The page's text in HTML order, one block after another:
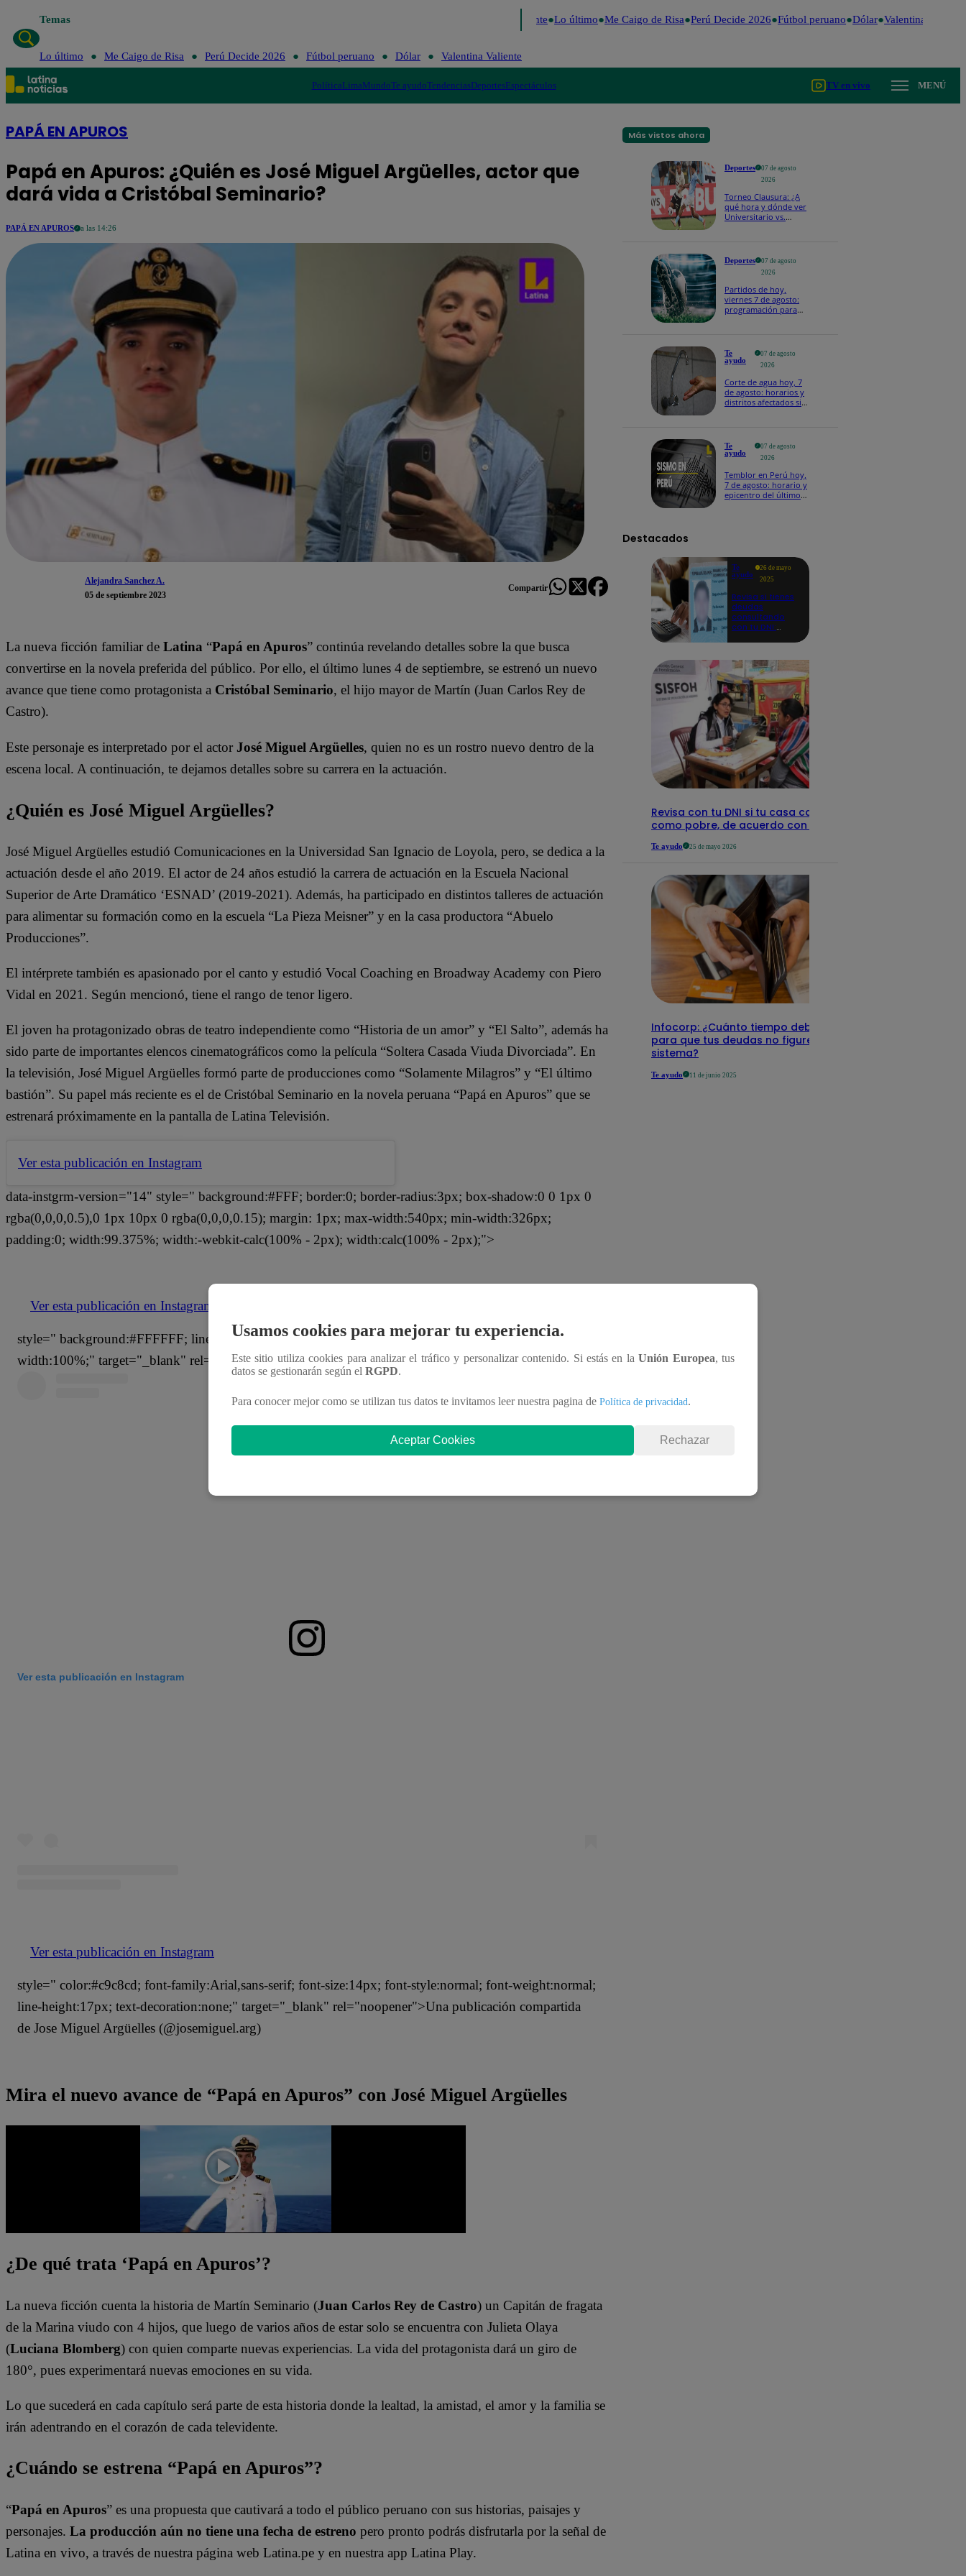
Temas Valentina Valiente Lo último Me Caigo de Risa Perú Decide 2026 Fútbol peruano Dólar Valentina Valiente
Lo último Me Caigo de Risa Perú Decide 2026 Fútbol peruano Dólar Valentina Valiente
PolíticaLimaMundoTe ayudoTendenciasDeportesEspectáculos TV en vivo MENÚ
PAPÁ EN APUROS
Papá en Apuros: ¿Quién es José Miguel Argüelles, actor que
dará vida a Cristóbal Seminario?
PAPÁ EN APUROS a las 14:26
Alejandra Sanchez A.
05 de septiembre 2023
Compartir
La nueva ficción familiar de Latina “Papá en Apuros” continúa revelando detalles sobre la que busca
convertirse en la novela preferida del público. Por ello, el último lunes 4 de septiembre, se estrenó un nuevo
avance que tiene como protagonista a Cristóbal Seminario, el hijo mayor de Martín (Juan Carlos Rey de
Castro).
Este personaje es interpretado por el actor José Miguel Argüelles, quien no es un rostro nuevo dentro de la
escena local. A continuación, te dejamos detalles sobre su carrera en la actuación.
¿Quién es José Miguel Argüelles?
José Miguel Argüelles estudió Comunicaciones en la Universidad San Ignacio de Loyola, pero, se dedica a la
actuación desde el año 2019. El actor de 24 años estudió la carrera de actuación en la Escuela Nacional
Superior de Arte Dramático ‘ESNAD’ (2019-2021). Además, ha participado en distintos talleres de actuación
para alimentar su formación como en la escuela “La Pieza Meisner” y en la casa productora “Abuelo
Producciones”.
El intérprete también es apasionado por el canto y estudió Vocal Coaching en Broadway Academy con Piero
Vidal en 2021. Según mencionó, tiene el rango de tenor ligero.
El joven ha protagonizado obras de teatro independiente como “Historia de un amor” y “El Salto”, además ha
sido parte de importantes elencos cinematográficos como la película “Soltera Casada Viuda Divorciada”. En
la televisión, José Miguel Argüelles formó parte de producciones como “Solamente Milagros” y “El último
bastión”. Su papel más reciente es el de Cristóbal Seminario en la novela peruana “Papá en Apuros” que se
estrenará próximamente en la pantalla de Latina Televisión.
Ver esta publicación en Instagram
data-instgrm-version="14" style=" background:#FFF; border:0; border-radius:3px; box-shadow:0 0 1px 0
rgba(0,0,0,0.5),0 1px 10px 0 rgba(0,0,0,0.15); margin: 1px; max-width:540px; min-width:326px;
padding:0; width:99.375%; width:-webkit-calc(100% - 2px); width:calc(100% - 2px);">
Ver esta publicación en Instagram
style=" background:#FFFFFF; line-height:0; padding:0 0; text-align:center; text-decoration:none;
width:100%;" target="_blank" rel="noopener">
Ver esta publicación en Instagram
Ver esta publicación en Instagram
style=" color:#c9c8cd; font-family:Arial,sans-serif; font-size:14px; font-style:normal; font-weight:normal;
line-height:17px; text-decoration:none;" target="_blank" rel="noopener">Una publicación compartida
de Jose Miguel Argüelles (@josemiguel.arg)
Mira el nuevo avance de “Papá en Apuros” con José Miguel Argüelles
¿De qué trata ‘Papá en Apuros’?
La nueva ficción cuenta la historia de Martín Seminario (Juan Carlos Rey de Castro) un Capitán de fragata
de la Marina viudo con 4 hijos, que luego de varios años de estar solo se encuentra con Julieta Olaya
(Luciana Blomberg) con quien comparte nuevas experiencias. La vida del protagonista dará un giro de
180°, pues experimentará nuevas emociones en su vida.
Lo que sucederá en cada capítulo será parte de esta historia donde la lealtad, la amistad, el amor y la familia se
irán adentrando en el corazón de cada televidente.
¿Cuándo se estrena “Papá en Apuros”?
“Papá en Apuros” es una propuesta que cautivará a todo el público peruano con sus historias, paisajes y
personajes. La producción aún no tiene una fecha de estreno pero pronto podrás disfrutarla por la señal de
Latina en vivo, a través de nuestra página web Latina.pe y en nuestra app Latina Play.
Más vistos ahora
Deportes
07 de agosto
2026
Torneo Clausura: ¿A
qué hora y dónde ver
Universitario vs.
Deportes
07 de agosto
2026
Partidos de hoy,
viernes 7 de agosto:
programación para
Te
ayudo
07 de agosto
2026
Corte de agua hoy, 7
de agosto: horarios y
distritos afectados sin
Te
ayudo
07 de agosto
2026
Temblor en Perú hoy,
7 de agosto: horario y
epicentro del último
Destacados
Te
ayudo
26 de mayo
2025
Revisa si tienes
deudas
consultando
con tu DNI:
detalles
Revisa con tu DNI si tu casa califica
como pobre, de acuerdo con el Sisfoh
Te ayudo 25 de mayo 2026
Infocorp: ¿Cuánto tiempo debe pasar
para que tus deudas no figuren en su
sistema?
Te ayudo 11 de junio 2025
Usamos cookies para mejorar tu experiencia.
Este sitio utiliza cookies para analizar el tráfico y personalizar contenido. Si estás en laUnión Europea, tus
datos se gestionarán según el RGPD.
Para conocer mejor como se utilizan tus datos te invitamos leer nuestra pagina de Política de privacidad.
Aceptar Cookies Rechazar